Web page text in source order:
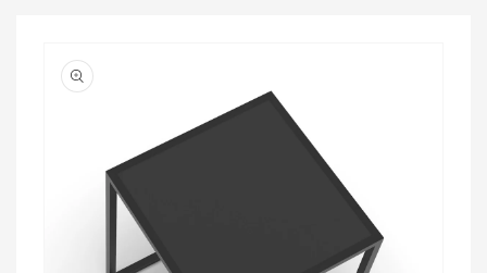
informazioni
sul prodotto